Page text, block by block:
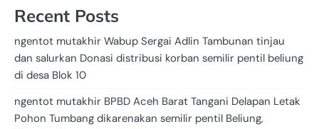
Recent Posts
ngentot mutakhir Wabup Sergai Adlin Tambunan tinjau
dan salurkan Donasi distribusi korban semilir pentil beliung
di desa Blok 10
ngentot mutakhir BPBD Aceh Barat Tangani Delapan Letak
Pohon Tumbang dikarenakan semilir pentil Beliung,